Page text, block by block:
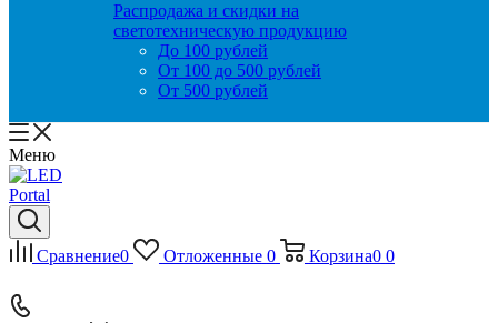
Распродажа и скидки на
светотехническую продукцию
До 100 рублей
От 100 до 500 рублей
От 500 рублей
Меню
Сравнение0 Отложенные 0 Корзина0 0